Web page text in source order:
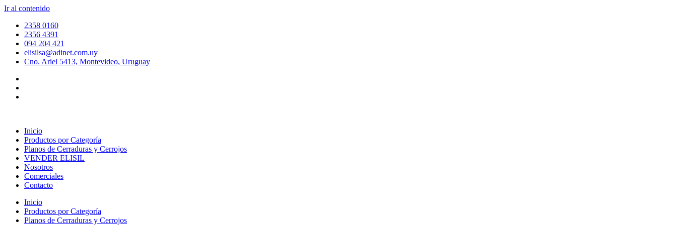
Ir al contenido
2358 0160
2356 4391
094 204 421
elisilsa@adinet.com.uy
Cno. Ariel 5413, Montevideo, Uruguay
Inicio
Productos por Categoría
Planos de Cerraduras y Cerrojos
VENDER ELISIL
Nosotros
Comerciales
Contacto
Inicio
Productos por Categoría
Planos de Cerraduras y Cerrojos